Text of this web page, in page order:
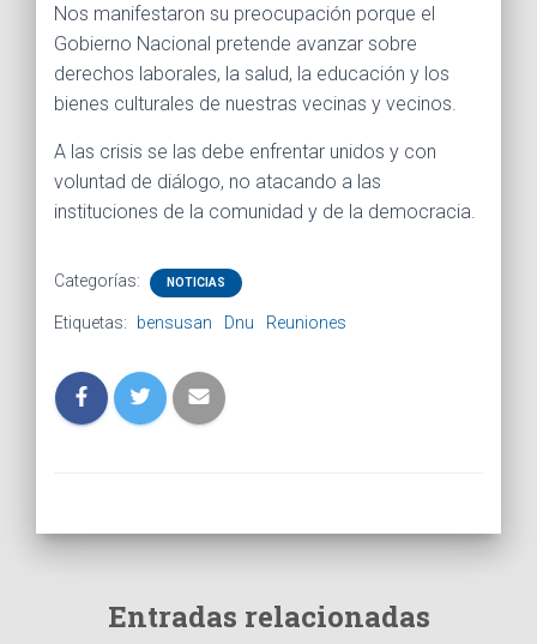
Nos manifestaron su preocupación porque el
Gobierno Nacional pretende avanzar sobre
derechos laborales, la salud, la educación y los
bienes culturales de nuestras vecinas y vecinos.
A las crisis se las debe enfrentar unidos y con
voluntad de diálogo, no atacando a las
instituciones de la comunidad y de la democracia.
Categorías: NOTICIAS
Etiquetas: bensusan Dnu Reuniones
Entradas relacionadas